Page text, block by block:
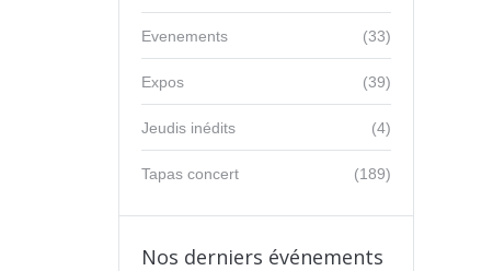
(33)
Evenements
(39)
Expos
(4)
Jeudis inédits
(189)
Tapas concert
Nos derniers événements